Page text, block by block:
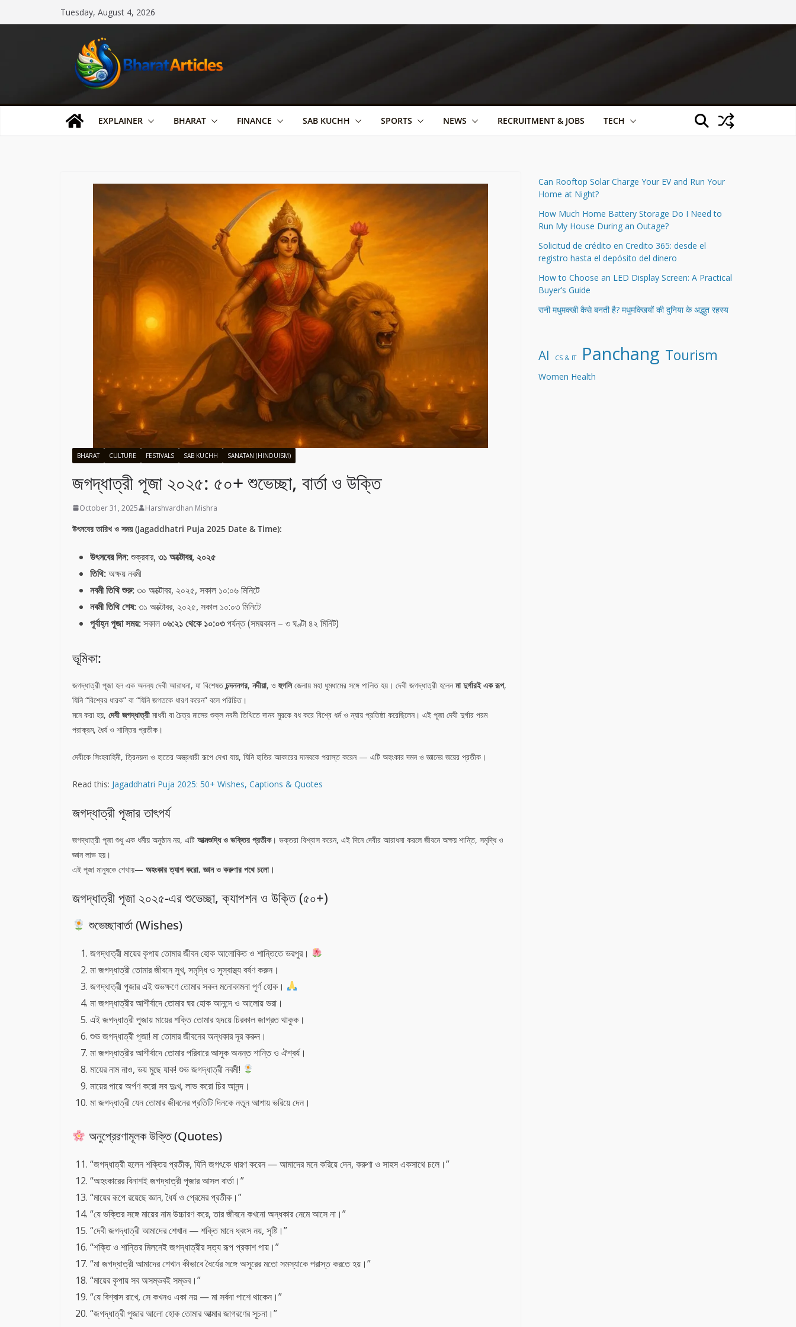
to
Tuesday, August 4, 2026
EXPLAINER BHARAT FINANCE SAB KUCHH SPORTS NEWS RECRUITMENT & JOBS TECH
BHARAT CULTURE FESTIVALS SAB KUCHH SANATAN (HINDUISM)
জগদ্ধাত্রী পূজা ২০২৫: ৫০+ শুভেচ্ছা, বার্তা ও উক্তি
October 31, 2025 Harshvardhan Mishra
উৎসবের তারিখ ও সময় (Jagaddhatri Puja 2025 Date & Time):
উৎসবের দিন:শুক্রবার, ৩১ অক্টোবর, ২০২৫
তিথি:অক্ষয় নবমী
নবমী তিথি শুরু:৩০ অক্টোবর, ২০২৫, সকাল ১০:০৬ মিনিটে
নবমী তিথি শেষ:৩১ অক্টোবর, ২০২৫, সকাল ১০:০৩ মিনিটে
পূর্বাহ্ন পূজা সময়:সকাল ০৬:২১ থেকে ১০:০৩পর্যন্ত (সময়কাল – ৩ ঘণ্টা ৪২ মিনিট)
ভূমিকা:
জগদ্ধাত্রী পূজা হল এক অনন্য দেবী আরাধনা, যা বিশেষতচন্দননগর, নদীয়া, ওহুগলিজেলায় মহা ধুমধামের সঙ্গে পালিত হয়। দেবী জগদ্ধাত্রী হলেনমা দুর্গারই এক রূপ,
যিনি “বিশ্বের ধারক” বা “যিনি জগতকে ধারণ করেন” বলে পরিচিত।
মনে করা হয়, দেবী জগদ্ধাত্রী মাধবী বা চৈত্র মাসের শুক্ল নবমী তিথিতে দানব মুরকে বধ করে বিশ্বে ধর্ম ও ন্যায় প্রতিষ্ঠা করেছিলেন। এই পূজা দেবী দুর্গার পরম
পরাক্রম, ধৈর্য ও শান্তির প্রতীক।
দেবীকে সিংহবাহিনী, ত্রিনয়না ও হাতের অস্ত্রধারী রূপে দেখা যায়, যিনি হাতির আকারের দানবকে পরাস্ত করেন — এটি অহংকার দমন ও জ্ঞানের জয়ের প্রতীক।
Read this: Jagaddhatri Puja 2025: 50+ Wishes, Captions & Quotes
জগদ্ধাত্রী পূজার তাৎপর্য
জগদ্ধাত্রী পূজা শুধু এক ধর্মীয় অনুষ্ঠান নয়, এটি আত্মশুদ্ধি ও ভক্তির প্রতীক। ভক্তরা বিশ্বাস করেন, এই দিনে দেবীর আরাধনা করলে জীবনে অক্ষয় শান্তি, সমৃদ্ধি ও
জ্ঞান লাভ হয়।
এই পূজা মানুষকে শেখায়— অহংকার ত্যাগ করো, জ্ঞান ও করুণার পথে চলো।
জগদ্ধাত্রী পূজা ২০২৫-এর শুভেচ্ছা, ক্যাপশন ও উক্তি (৫০+)
শুভেচ্ছাবার্তা (Wishes)
জগদ্ধাত্রী মায়ের কৃপায় তোমার জীবন হোক আলোকিত ও শান্তিতে ভরপুর।
মা জগদ্ধাত্রী তোমার জীবনে সুখ, সমৃদ্ধি ও সুস্বাস্থ্য বর্ষণ করুন।
জগদ্ধাত্রী পূজার এই শুভক্ষণে তোমার সকল মনোকামনা পূর্ণ হোক।
মা জগদ্ধাত্রীর আশীর্বাদে তোমার ঘর হোক আনন্দে ও আলোয় ভরা।
এই জগদ্ধাত্রী পূজায় মায়ের শক্তি তোমার হৃদয়ে চিরকাল জাগ্রত থাকুক।
শুভ জগদ্ধাত্রী পূজা! মা তোমার জীবনের অন্ধকার দূর করুন।
মা জগদ্ধাত্রীর আশীর্বাদে তোমার পরিবারে আসুক অনন্ত শান্তি ও ঐশ্বর্য।
মায়ের নাম নাও, ভয় মুছে যাক! শুভ জগদ্ধাত্রী নবমী!
মায়ের পায়ে অর্পণ করো সব দুঃখ, লাভ করো চির আনন্দ।
মা জগদ্ধাত্রী যেন তোমার জীবনের প্রতিটি দিনকে নতুন আশায় ভরিয়ে দেন।
অনুপ্রেরণামূলক উক্তি (Quotes)
“জগদ্ধাত্রী হলেন শক্তির প্রতীক, যিনি জগৎকে ধারণ করেন — আমাদের মনে করিয়ে দেন, করুণা ও সাহস একসাথে চলে।”
“অহংকারের বিনাশই জগদ্ধাত্রী পূজার আসল বার্তা।”
“মায়ের রূপে রয়েছে জ্ঞান, ধৈর্য ও প্রেমের প্রতীক।”
“যে ভক্তির সঙ্গে মায়ের নাম উচ্চারণ করে, তার জীবনে কখনো অন্ধকার নেমে আসে না।”
“দেবী জগদ্ধাত্রী আমাদের শেখান — শক্তি মানে ধ্বংস নয়, সৃষ্টি।”
“শক্তি ও শান্তির মিলনেই জগদ্ধাত্রীর সত্য রূপ প্রকাশ পায়।”
“মা জগদ্ধাত্রী আমাদের শেখান কীভাবে ধৈর্যের সঙ্গে অসুরের মতো সমস্যাকে পরাস্ত করতে হয়।”
“মায়ের কৃপায় সব অসম্ভবই সম্ভব।”
“যে বিশ্বাস রাখে, সে কখনও একা নয় — মা সর্বদা পাশে থাকেন।”
“জগদ্ধাত্রী পূজার আলো হোক তোমার আত্মার জাগরণের সূচনা।”
Can Rooftop Solar Charge Your EV and Run Your
Home at Night?
How Much Home Battery Storage Do I Need to
Run My House During an Outage?
Solicitud de crédito en Credito 365: desde el
registro hasta el depósito del dinero
How to Choose an LED Display Screen: A Practical
Buyer’s Guide
रानी मधुमक्खी कैसे बनती है? मधुमक्खियों की दुनिया के अद्भुत रहस्य
AI CS & IT Panchang Tourism
Women Health